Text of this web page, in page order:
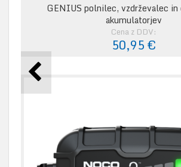
GENIUS polnilec, vzdrževalec
akumulatorjev
Cena z DDV:
50,95 €